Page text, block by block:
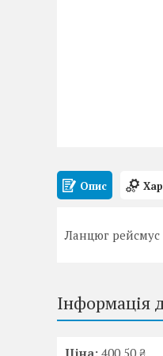
Опис
Ланцюг рейсмус
Інформація
Ціна: 400,50 ₴